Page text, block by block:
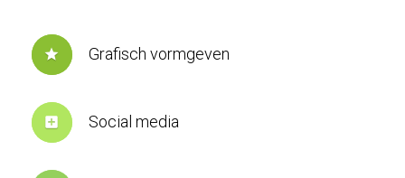
star Grafisch vormgeven
add_box Social media